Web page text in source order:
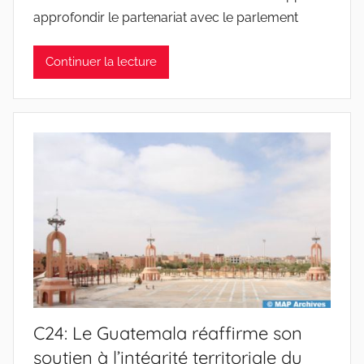
approfondir le partenariat avec le parlement
Continuer la lecture
C24: Le Guatemala réaffirme son
soutien à l’intégrité territoriale du